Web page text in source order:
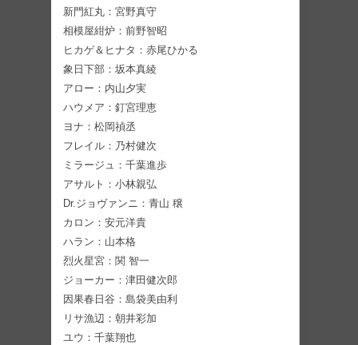
新門紅丸：宮野真守
相模屋紺炉：前野智昭
ヒカゲ＆ヒナタ：赤尾ひかる
象日下部：坂本真綾
アロー：内山夕実
ハウメア：釘宮理恵
ヨナ：松岡禎丞
フレイル：乃村健次
ミラージュ：千葉進歩
アサルト：小林親弘
Dr.ジョヴァンニ：青山 穣
カロン：安元洋貴
ハラン：山本格
烈火星宮：関 智一
ジョーカー：津田健次郎
因果春日谷：島袋美由利
リサ漁辺：朝井彩加
ユウ：千葉翔也